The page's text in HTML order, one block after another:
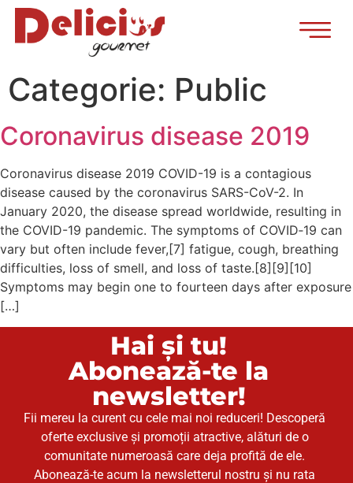
Categorie: Public
Coronavirus disease 2019
Coronavirus disease 2019 COVID-19 is a contagious
disease caused by the coronavirus SARS-CoV-2. In
January 2020, the disease spread worldwide, resulting in
the COVID-19 pandemic. The symptoms of COVID‑19 can
vary but often include fever,[7] fatigue, cough, breathing
difficulties, loss of smell, and loss of taste.[8][9][10]
Symptoms may begin one to fourteen days after exposure
[…]
Hai și tu!
Abonează-te la
newsletter!
Fii mereu la curent cu cele mai noi reduceri! Descoperă
oferte exclusive și promoții atractive, alături de o
comunitate numeroasă care deja profită de ele.
Abonează-te acum la newsletterul nostru și nu rata